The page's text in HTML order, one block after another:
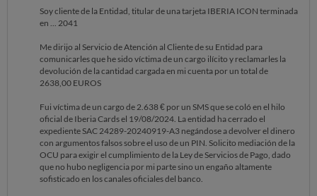
Soy cliente de la Entidad, titular de una tarjeta IBERIA ICON terminada
en ... 2041
Me dirijo al Servicio de Atención al Cliente de su Entidad para
comunicarles que he sido víctima de un cargo ilícito y reclamarles la
devolución de la cantidad cargada en mi cuenta por un total de
2638,00 EUROS
Fui víctima de un cargo de 2.638 € por un SMS que se coló en el hilo
oficial de Iberia Cards el 19/08/2024. La entidad ha cerrado el
expediente SAC 24289-20240919-A3 negándose a devolver el dinero
con argumentos falsos sobre el uso de un PIN. Solicito mediación de la
OCU para exigir el cumplimiento de la Ley de Servicios de Pago, dado
que no hubo negligencia por mi parte sino un engaño altamente
sofisticado en los canales oficiales del banco.